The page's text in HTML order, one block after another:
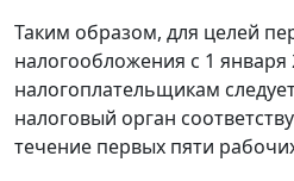
Таким образом, для целей
налогообложения с 1 января
налогоплательщикам
налоговый орган
течение первых пяти